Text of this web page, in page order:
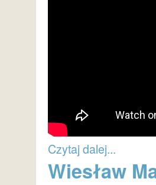
Czytaj dalej...
Wiesław